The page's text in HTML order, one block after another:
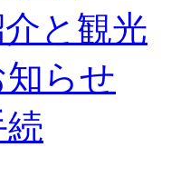
と観光
らせ